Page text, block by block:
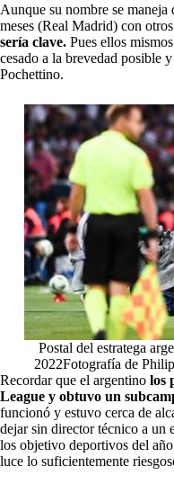
Aunque su nombre se maneja
meses (Real Madrid) con
sería clave. Pues ellos
cesado a la brevedad posible
Pochettino.
Postal del estratega
2022Fotografía de
Recordar que el argentino los
League y obtuvo un
funcionó y estuvo cerca de
dejar sin director técnico a un
los objetivo deportivos del
luce lo suficientemente